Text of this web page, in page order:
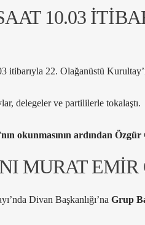
10.03
22. Olağanüstü
delegeler ve partililerle tokalaştı.
okunmasının ardından Özgür
MURAT EMİR
Divan Başkanlığı’na Grup